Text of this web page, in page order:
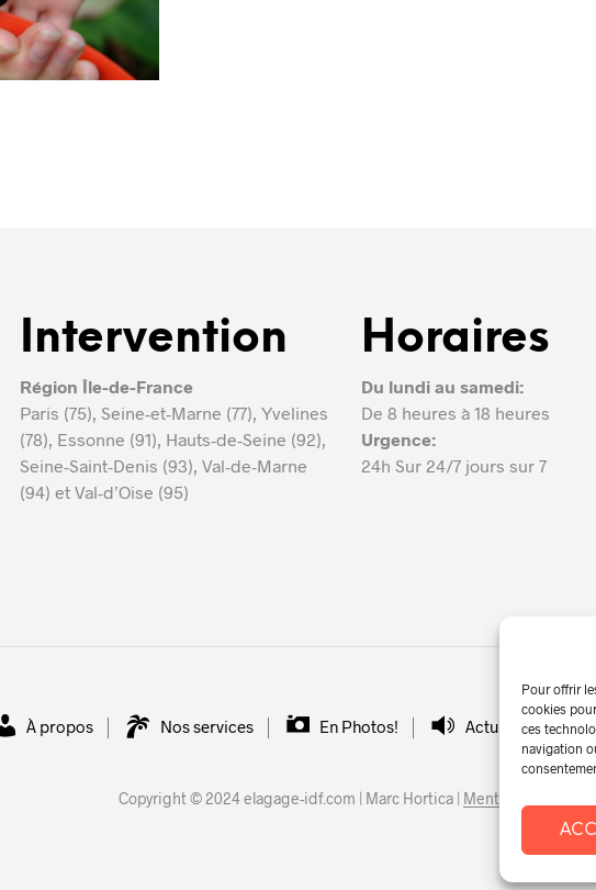
Pour offrir
cookies
ces
navigation
Intervention
Région Île-de-France
Paris (75), Seine-et-Marne (77), Yvelines
(78), Essonne (91), Hauts-de-Seine (92),
Seine-Saint-Denis (93), Val-de-Marne
(94) et Val-d’Oise (95)
Horaires
Du lundi au samedi:
De 8 heures à 18 heures
Urgence:
24h Sur 24/7 jours sur 7
À propos Nos services En Photos! Actualités
Copyright © 2024 elagage-idf.com | Marc Hortica | Mentions légales